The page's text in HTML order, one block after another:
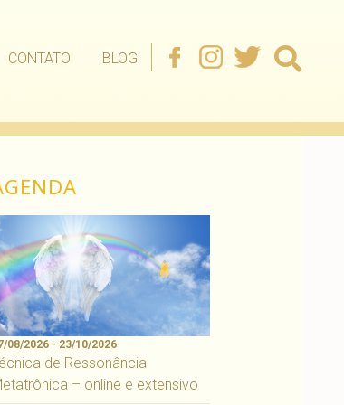
CONTATO BLOG
08/2026 - 23/10/2026
de Ressonância
– online e extensivo